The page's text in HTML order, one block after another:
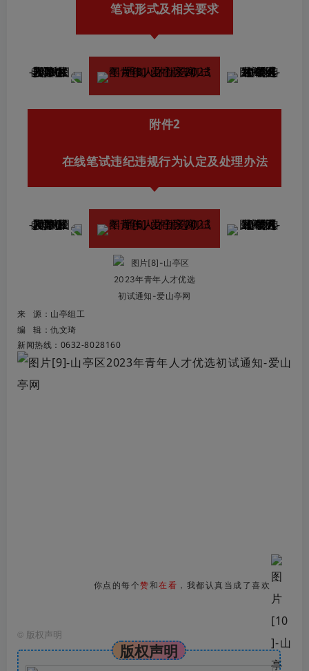
笔试形式及相关要求
附件2
在线笔试违纪违规行为认定及处理办法
来 源：山亭组工
编 辑：仇文琦
新闻热线：0632-8028160
你点的每个赞和在看 ，我都认真当成了喜欢
© 版权声明
版权声明